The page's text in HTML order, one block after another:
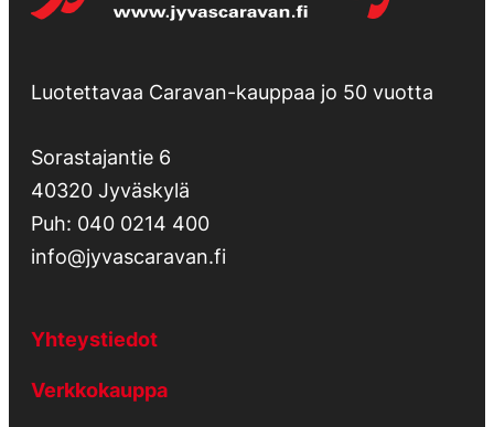
Luotettavaa Caravan-kauppaa jo 50 vuotta
Sorastajantie 6
40320 Jyväskylä
Puh: 040 0214 400
info@jyvascaravan.fi
Yhteystiedot
Verkkokauppa